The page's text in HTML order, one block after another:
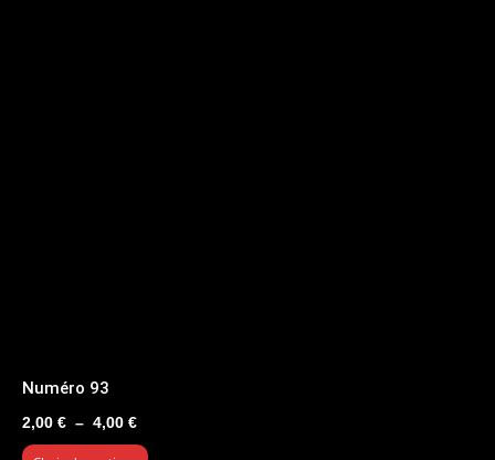
Numéro 93
2,00 € – 4,00 €Plage
de